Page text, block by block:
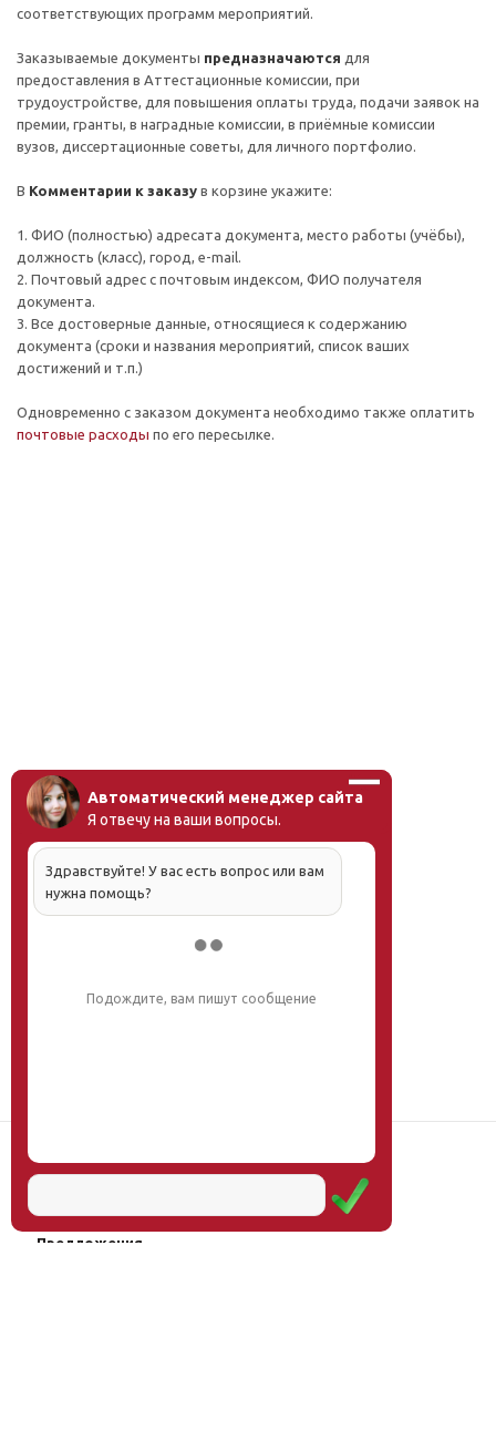
соответствующих программ мероприятий.
Заказываемые документы предназначаются для
предоставления в Аттестационные комиссии, при
трудоустройстве, для повышения оплаты труда, подачи заявок на
премии, гранты, в наградные комиссии, в приёмные комиссии
вузов, диссертационные советы, для личного портфолио.
В Комментарии к заказу в корзине укажите:
1. ФИО (полностью) адресата документа, место работы (учёбы),
должность (класс), город, e-mail.
2. Почтовый адрес c почтовым индексом, ФИО получателя
документа.
3. Все достоверные данные, относящиеся к содержанию
документа (сроки и названия мероприятий, список ваших
достижений и т.п.)
Одновременно с заказом документа необходимо также оплатить
почтовые расходы по его пересылке.
Научная школа
Услуги
Предложения
Автоматический менеджер сайта
Я отвечу на ваши вопросы.
Здравствуйте! У вас есть вопрос или вам
нужна помощь?
Подождите, вам пишут сообщение